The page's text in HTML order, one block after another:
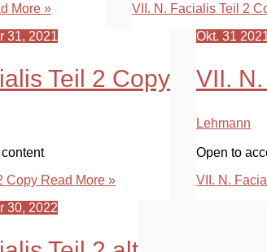
More »
VII. N. Facialis Teil 2
31, 2021
Teil 2 Copy
Copy Read More »
Okt. 31
VII.
Lehmann
Open to
VII. N.
30, 2022